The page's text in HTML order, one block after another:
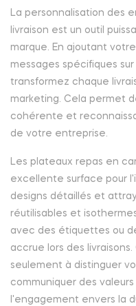
La personnalisation des
livraison est un outil
marque. En ajoutant
messages spécifiques
transformez chaque
marketing. Cela permet
cohérente et
de votre entreprise.
Les plateaux repas en
excellente surface pour
designs détaillés et
réutilisables et
avec des étiquettes ou
accrue lors des
seulement à distinguer
communiquer des
l'engagement envers la